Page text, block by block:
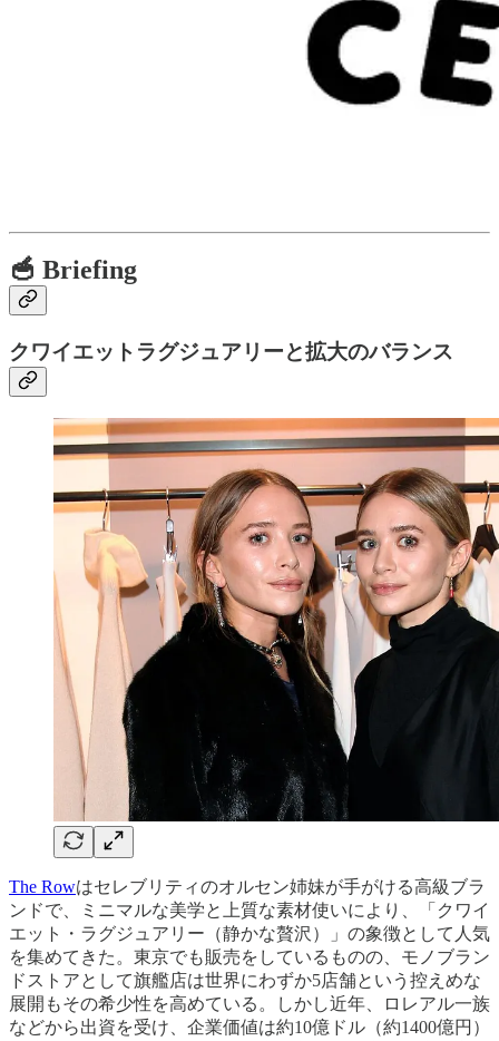
🥣 Briefing
クワイエットラグジュアリーと拡大のバランス
The Rowはセレブリティのオルセン姉妹が手がける高級ブラ
ンドで、ミニマルな美学と上質な素材使いにより、「クワイ
エット・ラグジュアリー（静かな贅沢）」の象徴として人気
を集めてきた。東京でも販売をしているものの、モノブラン
ドストアとして旗艦店は世界にわずか5店舗という控えめな
展開もその希少性を高めている。しかし近年、ロレアル一族
などから出資を受け、企業価値は約10億ドル（約1400億円）